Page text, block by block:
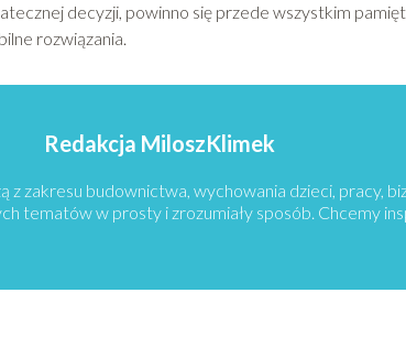
decyzji, powinno się przede wszystkim
rozwiązania.
Redakcja MiloszKlimek
z zakresu budownictwa, wychowania dzieci, pracy,
tematów w prosty i zrozumiały sposób. Chcemy